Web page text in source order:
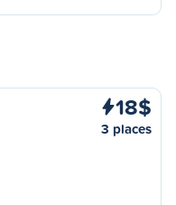
18$
3 places